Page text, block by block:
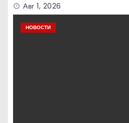
Авг 1, 2026
НОВОСТИ